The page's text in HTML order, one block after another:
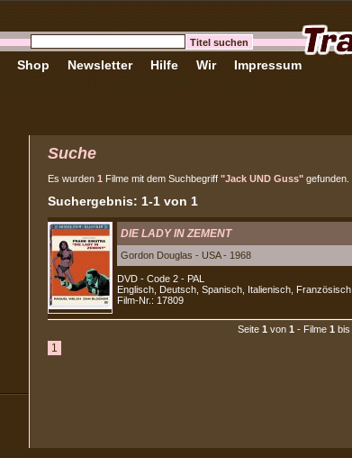
Shop Newsletter Hilfe Wir Impressum
Suche
Es wurden 1 Filme mit dem Suchbegriff "Jack UND Guss" gefunden.
Suchergebnis: 1-1 von 1
DIE LADY IN ZEMENT
Gordon Douglas - USA - 1968
DVD - Code 2 - PAL
Englisch, Deutsch, Spanisch, Italienisch, Französisch
Film-Nr.: 17809
Seite 1 von 1 - Filme 1 bis
1